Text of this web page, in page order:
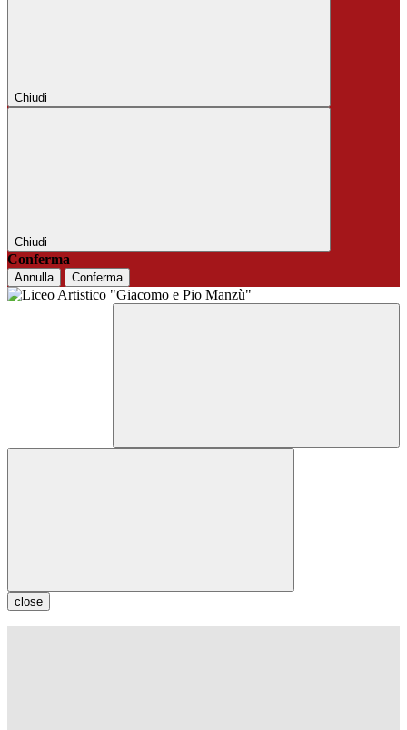
Chiudi
Chiudi
Conferma
Annulla Conferma
close